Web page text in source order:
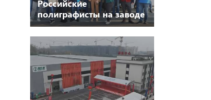
Российские
полиграфисты на заводе
Weigang Machinery
Company